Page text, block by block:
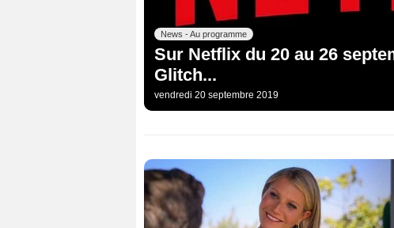
News - Au programme
Sur Netflix du 20 au 26
Glitch...
vendredi 20 septembre 2019